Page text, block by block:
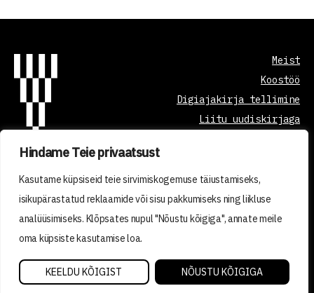
Hindame Teie privaatsust
Kasutame küpsiseid teie sirvimiskogemuse täiustamiseks,
isikupärastatud reklaamide või sisu pakkumiseks ning liikluse
analüüsimiseks. Klõpsates nupul "Nõustu kõigiga", annate meile
oma küpsiste kasutamise loa.
KEELDU KÕIGIST NÕUSTU KÕIGIGA
Meist
Koostöö
Digiajakirja tellimine
Liitu uudiskirjaga
2026 © VISIONEST INSTITUTE OÜ
Made with ❤️ by vDisain